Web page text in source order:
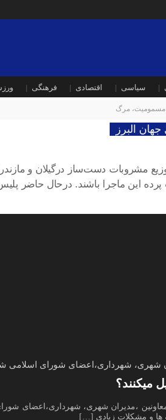
سیاسی اقتصادی فرهنگی
مسمومیت، مرگ
البرز
مشروبات دست‌ساز درگیلان و
این ماجرا باشند. درحال حاضر
شهری، شهرداری،اعضای شورای اسلامی
میکنند؟
،مدیران شهری، شهرداری،اعضای
ها و مشکلات زیادی […]